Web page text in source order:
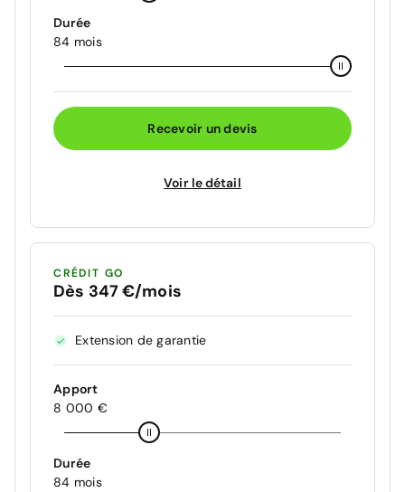
Durée
84 mois
Recevoir un devis
Voir le détail
CRÉDIT GO
Dès 347 €/mois
Extension de garantie
Apport
8 000 €
Durée
84 mois